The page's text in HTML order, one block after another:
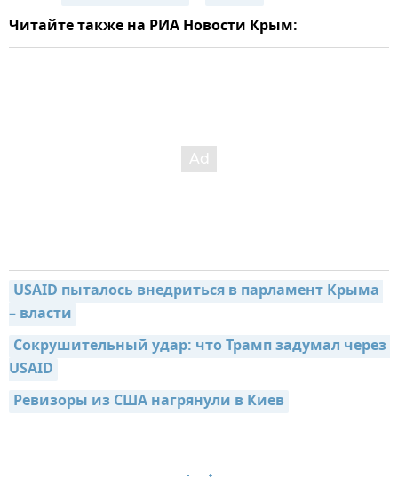
Читайте также на РИА Новости Крым:
USAID пыталось внедриться в парламент Крыма
– власти
Сокрушительный удар: что Трамп задумал через
USAID
Ревизоры из США нагрянули в Киев